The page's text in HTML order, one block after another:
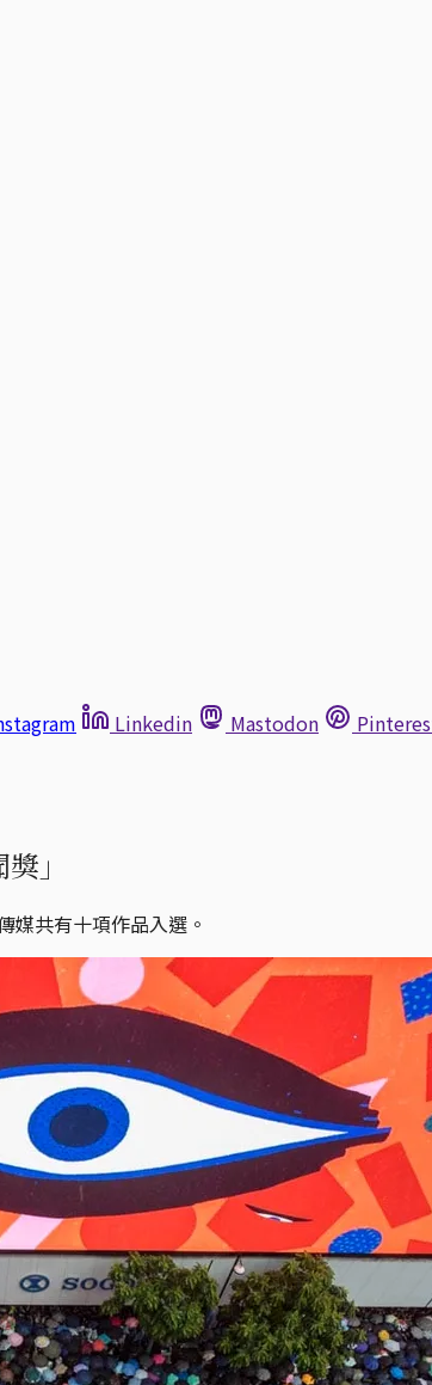
Linkedin Mastodon
」
媒共有十項作品入選。